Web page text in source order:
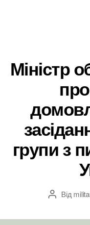
Міністр
групи з
Автор
Від